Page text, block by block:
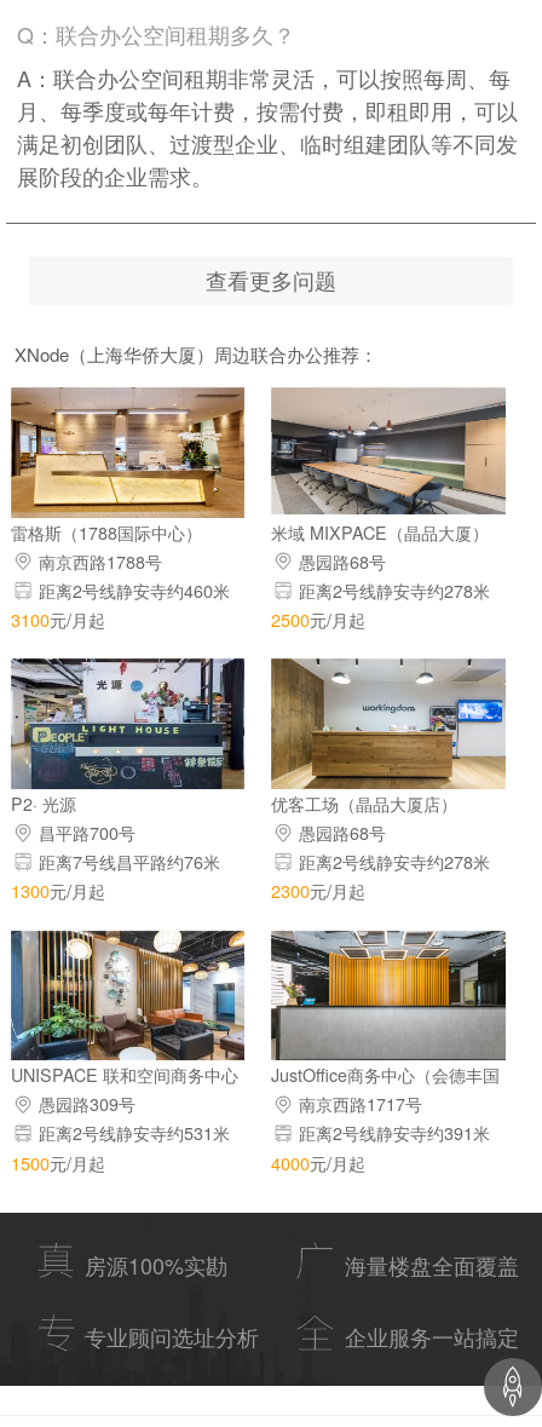
Q：联合办公空间租期多久？
A：联合办公空间租期非常灵活，可以按照每周、每
月、每季度或每年计费，按需付费，即租即用，可以
满足初创团队、过渡型企业、临时组建团队等不同发
展阶段的企业需求。
查看更多问题
XNode（上海华侨大厦）周边联合办公推荐：
雷格斯（1788国际中心）
南京西路1788号
距离2号线静安寺约460米
3100元/月起
米域 MIXPACE（晶品大厦）
愚园路68号
距离2号线静安寺约278米
2500元/月起
P2· 光源
昌平路700号
距离7号线昌平路约76米
1300元/月起
优客工场（晶品大厦店）
愚园路68号
距离2号线静安寺约278米
2300元/月起
UNISPACE 联和空间商务中心
(越界·紫安大厦)
愚园路309号
距离2号线静安寺约531米
1500元/月起
JustOffice商务中心（会德丰国
际广场）
南京西路1717号
距离2号线静安寺约391米
4000元/月起
房源100%实勘 海量楼盘全面覆盖
专业顾问选址分析 企业服务一站搞定